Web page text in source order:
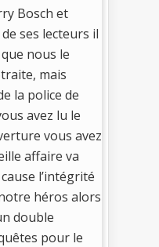
Bosch et
ses lecteurs il
nous le
mais
la police de
avez lu le
vous avez
affaire va
l’intégrité
héros alors
double
pour le